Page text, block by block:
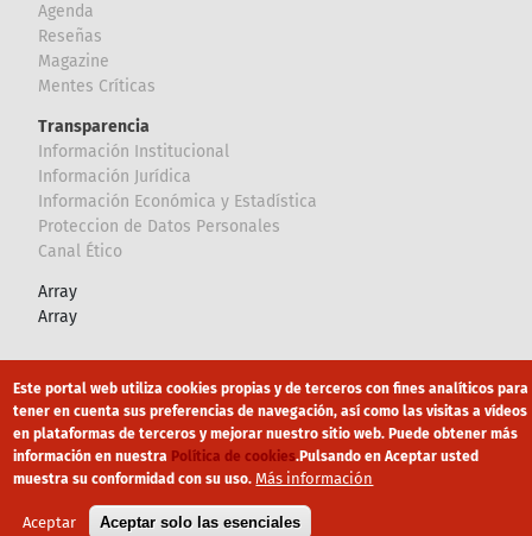
Agenda
Reseñas
Magazine
Mentes Críticas
Transparencia
Información Institucional
Información Jurídica
Información Económica y Estadística
Proteccion de Datos Personales
Canal Ético
Array
Array
Canal Ético eduroam Mapa Web
Política privacidad Política de cookies Aviso legal
Este portal web utiliza cookies propias y de terceros con fines analíticos para
tener en cuenta sus preferencias de navegación, así como las visitas a vídeos
en plataformas de terceros y mejorar nuestro sitio web. Puede obtener más
información en nuestra Política de cookies.Pulsando en Aceptar usted
muestra su conformidad con su uso. Más información
Aceptar Aceptar solo las esenciales